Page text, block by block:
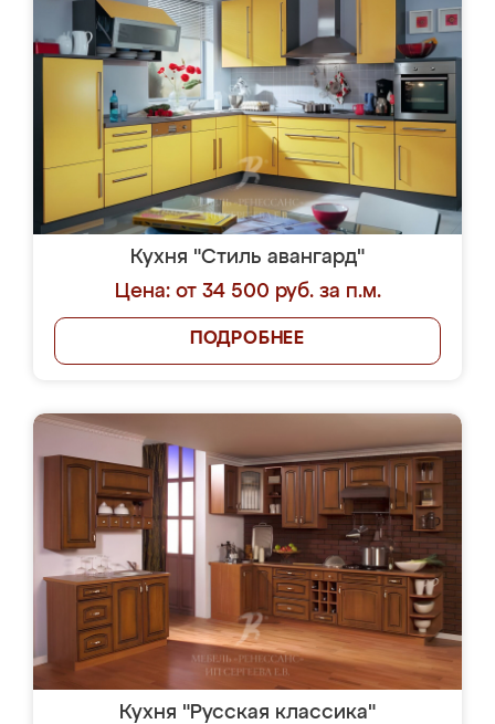
Кухня "Стиль авангард"
Цена: от 34 500 руб. за п.м.
ПОДРОБНЕЕ
Кухня "Русская классика"